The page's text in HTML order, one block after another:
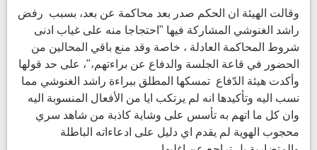
وقالت الهيئة ان الحكم صدر بعد محاكمة عن بعد، بسبب رفض
راشد الغنوشي المشاركة فيها "احتجاجا منه على غياب ادنى
شروط المحاكمة العادلة ، خاصة وقد منع باقي المحالين من
الحضور في قاعة الجلسة والدفاع عن براءتهم،"، على حد قولها
وأكدت هيئة الدّفاع تمسكها المطلق ببراءة راشد الغنوشي مما
نسب اليه وتأكيدها انه لم يرتكب ايا من الأفعال المنسوبة اليه
وان كل ما اتهم به تأسس على وشاية كاذبة من شاهد سري
محجوب الهوية لم يقدم اي دليل على ادعاءاته الباطلة